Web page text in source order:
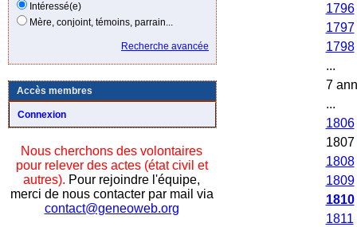
Intéressé(e)
Mère, conjoint, témoins, parrain...
Recherche avancée
Accès membres
Connexion
Nous cherchons des volontaires
pour relever des actes (état civil et
autres). Pour rejoindre l'équipe,
merci de nous contacter par mail via
contact@geneoweb.org
1796
1797
1798
...
7
...
1806
1807
1808
1809
1810
1811